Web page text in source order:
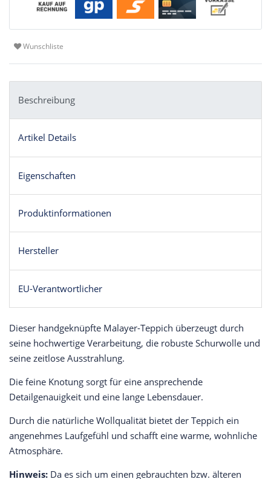
Wunschliste
Beschreibung
Artikel Details
Eigenschaften
Produktinformationen
Hersteller
EU-Verantwortlicher
Dieser handgeknüpfte Malayer-Teppich überzeugt durch
seine hochwertige Verarbeitung, die robuste Schurwolle und
seine zeitlose Ausstrahlung.
Die feine Knotung sorgt für eine ansprechende
Detailgenauigkeit und eine lange Lebensdauer.
Durch die natürliche Wollqualität bietet der Teppich ein
angenehmes Laufgefühl und schafft eine warme, wohnliche
Atmosphäre.
Hinweis: Da es sich um einen gebrauchten bzw. älteren